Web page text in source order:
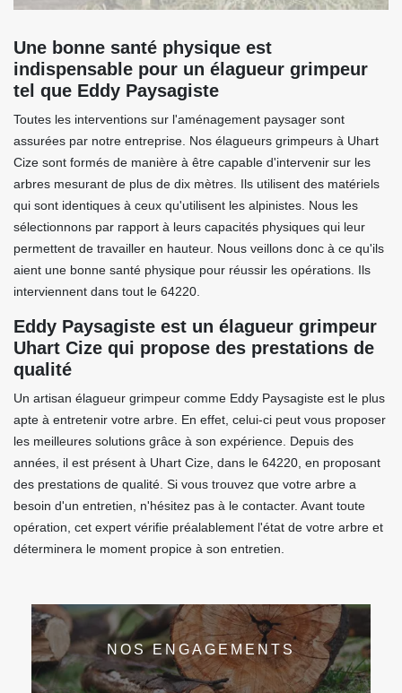
Une bonne santé physique est
indispensable pour un élagueur grimpeur
tel que Eddy Paysagiste
Toutes les interventions sur l'aménagement paysager sont
assurées par notre entreprise. Nos élagueurs grimpeurs à Uhart
Cize sont formés de manière à être capable d'intervenir sur les
arbres mesurant de plus de dix mètres. Ils utilisent des matériels
qui sont identiques à ceux qu'utilisent les alpinistes. Nous les
sélectionnons par rapport à leurs capacités physiques qui leur
permettent de travailler en hauteur. Nous veillons donc à ce qu'ils
aient une bonne santé physique pour réussir les opérations. Ils
interviennent dans tout le 64220.
Eddy Paysagiste est un élagueur grimpeur
Uhart Cize qui propose des prestations de
qualité
Un artisan élagueur grimpeur comme Eddy Paysagiste est le plus
apte à entretenir votre arbre. En effet, celui-ci peut vous proposer
les meilleures solutions grâce à son expérience. Depuis des
années, il est présent à Uhart Cize, dans le 64220, en proposant
des prestations de qualité. Si vous trouvez que votre arbre a
besoin d'un entretien, n'hésitez pas à le contacter. Avant toute
opération, cet expert vérifie préalablement l'état de votre arbre et
déterminera le moment propice à son entretien.
NOS ENGAGEMENTS